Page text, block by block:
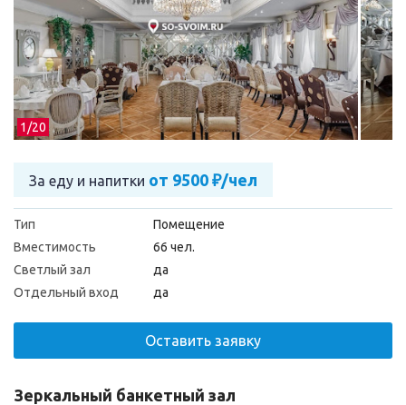
1/20
За еду и напитки от 9500 ₽/чел
Тип
Помещение
Вместимость
66 чел.
Светлый зал
да
Отдельный вход
да
Оставить заявку
Зеркальный банкетный зал